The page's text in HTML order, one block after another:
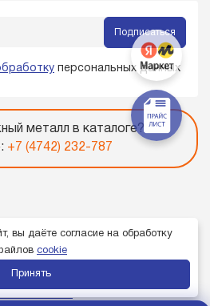
Подписаться
персональных данных
металл в каталоге?
+7 (4742) 232-787
вы даёте согласие на обработку
cookie
Принять